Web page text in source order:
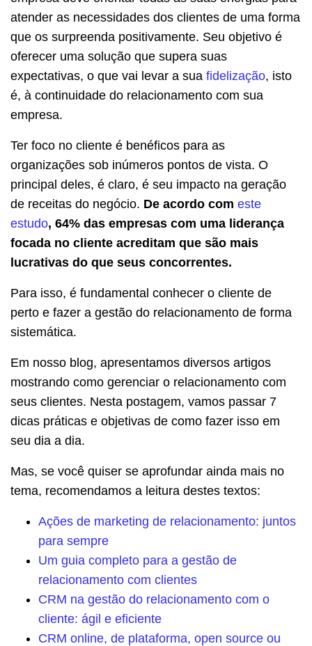
atender as necessidades dos clientes de uma forma
que os surpreenda positivamente. Seu objetivo é
oferecer uma solução que supera suas
expectativas, o que vai levar a sua fidelização, isto
é, à continuidade do relacionamento com sua
empresa.
Ter foco no cliente é benéficos para as
organizações sob inúmeros pontos de vista. O
principal deles, é claro, é seu impacto na geração
de receitas do negócio. De acordo com este
estudo, 64% das empresas com uma liderança
focada no cliente acreditam que são mais
lucrativas do que seus concorrentes.
Para isso, é fundamental conhecer o cliente de
perto e fazer a gestão do relacionamento de forma
sistemática.
Em nosso blog, apresentamos diversos artigos
mostrando como gerenciar o relacionamento com
seus clientes. Nesta postagem, vamos passar 7
dicas práticas e objetivas de como fazer isso em
seu dia a dia.
Mas, se você quiser se aprofundar ainda mais no
tema, recomendamos a leitura destes textos:
Ações de marketing de relacionamento: juntos
para sempre
Um guia completo para a gestão de
relacionamento com clientes
CRM na gestão do relacionamento com o
cliente: ágil e eficiente
CRM online, de plataforma, open source ou